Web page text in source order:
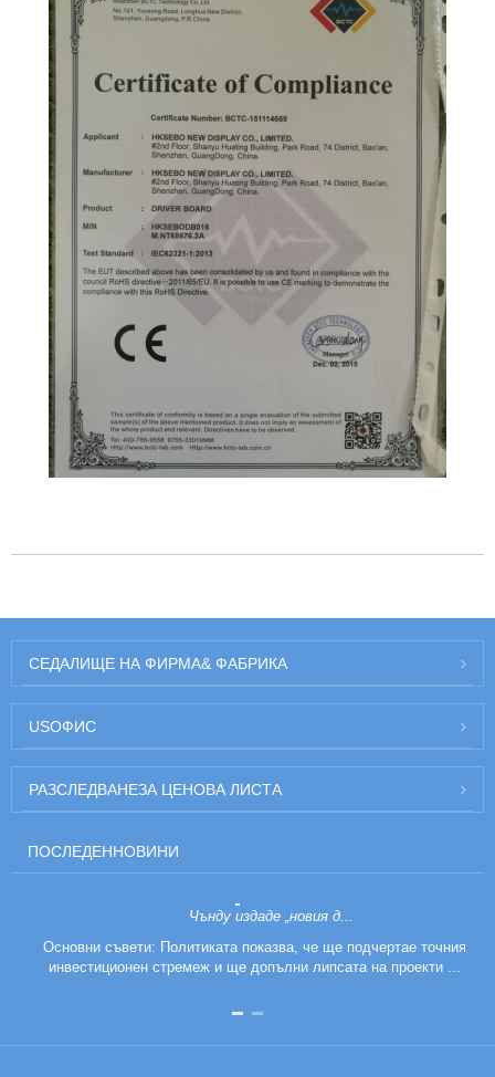
СЕДАЛИЩЕ НА ФИРМА& ФАБРИКА
USОФИС
РАЗСЛЕДВАНЕЗА ЦЕНОВА ЛИСТА
ПОСЛЕДЕННОВИНИ
Чънду издаде „новия д...
Основни съвети: Политиката показва, че ще подчертае точния
инвестиционен стремеж и ще допълни липсата на проекти ...